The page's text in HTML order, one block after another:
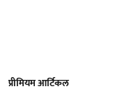
प्रीमियम आर्टिकल